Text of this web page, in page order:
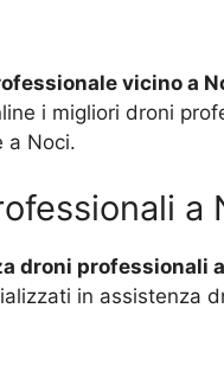
vicino a
i migliori droni
a Noci.
a
droni professionali
in assistenza